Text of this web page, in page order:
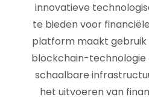
innovatieve
te bieden voor
platform maakt
blockchain-technologie
schaalbare
het uitvoeren van